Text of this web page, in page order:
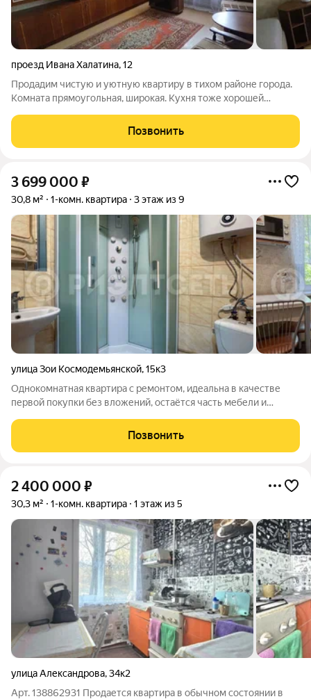
проезд Ивана Халатина,12
Продадим чистую и уютную квартиру в тихом районе города.
Комната прямоугольная, широкая. Кухня тоже хорошей
большая ниша для хранения. Заменены окна. Обращаем
внимание, что окна направлены не на
Позвонить
3 699 000 ₽
30,8 м² 1-комн. квартира 3 этаж из 9
улица Зои Космодемьянской,15к3
Однокомнатная квартира с ремонтом, идеальна в качестве
первой покупки без вложений, остаётся часть мебели и
можно за 25 000 р. + счётчики. Что понравилось: - Дом
расположен в ликвидном районе, в
Позвонить
2 400 000 ₽
30,3 м² 1-комн. квартира 1 этаж из 5
улица Александрова,34к2
Арт. 138862931 Продается квартира в обычном состоянии в